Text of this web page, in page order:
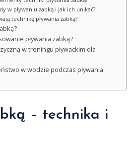
w pływaniu żabką i jak ich unikać?
technikę pływania żabką?
pływania żabką?
w treningu pływackim dla
w wodzie podczas pływania
– technika i